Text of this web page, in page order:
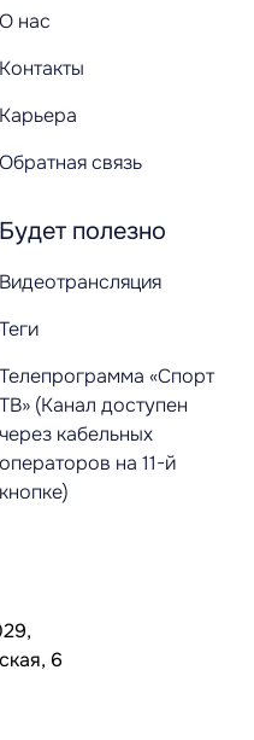
О нас
Контакты
Карьера
Обратная связь
Будет полезно
Видеотрансляция
Теги
Телепрограмма «Спорт
ТВ» (Канал доступен
через кабельных
операторов на 11-й
кнопке)
6